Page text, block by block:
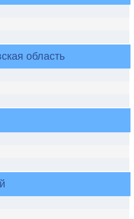
область